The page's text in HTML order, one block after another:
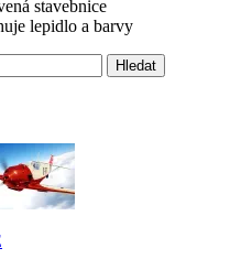
stavebnice
lepidlo a barvy